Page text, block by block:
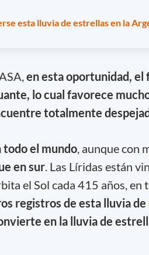
esta lluvia de estrellas en la
en esta oportunidad, el
lo cual favorece
totalmente
todo el mundo, aunque con
en sur. Las Líridas están
el Sol cada 415 años, en
registros de esta lluvia de
en la lluvia de